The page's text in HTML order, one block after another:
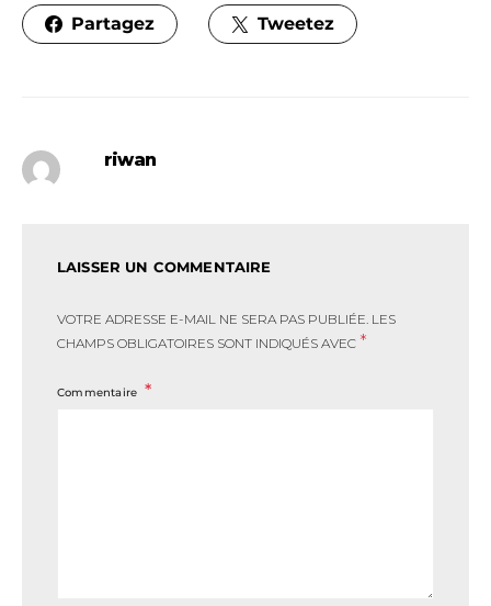
Partagez Tweetez
riwan
LAISSER UN COMMENTAIRE
VOTRE ADRESSE E-MAIL NE SERA PAS PUBLIÉE. LES
CHAMPS OBLIGATOIRES SONT INDIQUÉS AVEC *
Commentaire